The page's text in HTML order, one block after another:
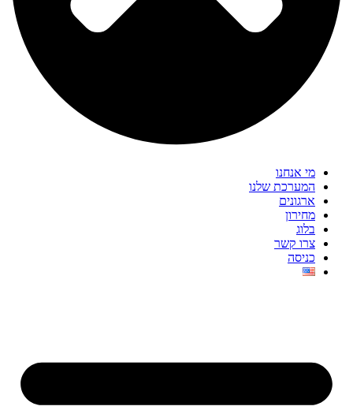
מי אנחנו
המערכת שלנו
ארגונים
מחירון
בלוג
צרו קשר
כניסה